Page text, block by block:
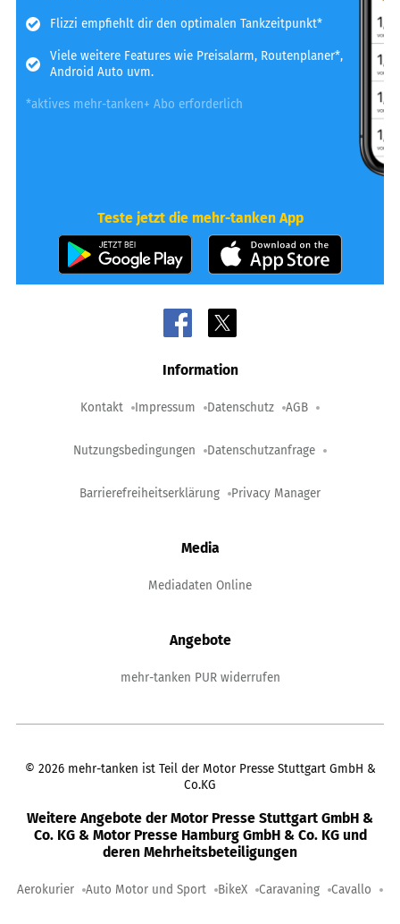
Flizzi empfiehlt dir den optimalen Tankzeitpunkt*
Viele weitere Features wie Preisalarm, Routenplaner*,
Android Auto uvm.
*aktives mehr-tanken+ Abo erforderlich
Teste jetzt die mehr-tanken App
Information
Kontakt Impressum Datenschutz AGB
Nutzungsbedingungen Datenschutzanfrage
Barrierefreiheitserklärung Privacy Manager
Media
Mediadaten Online
Angebote
mehr-tanken PUR widerrufen
© 2026 mehr-tanken ist Teil der Motor Presse Stuttgart GmbH &
Co.KG
Weitere Angebote der Motor Presse Stuttgart GmbH &
Co. KG & Motor Presse Hamburg GmbH & Co. KG und
deren Mehrheitsbeteiligungen
Aerokurier Auto Motor und Sport BikeX Caravaning Cavallo